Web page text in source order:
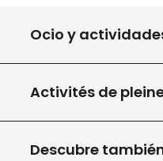
Ocio y
Activités de
Descubre